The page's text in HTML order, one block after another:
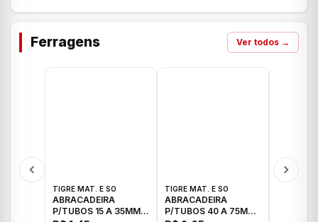
Ferragens Ver todos →
TIGRE MAT. E SO
ABRACADEIRA
P/TUBOS 15 A 35MM
TIGRE MAT. E SO
ABRACADEIRA
P/TUBOS 40 A 75MM